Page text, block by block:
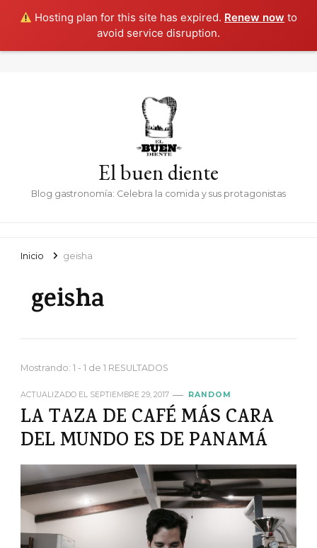
Hosting plan for this site has expired. Renew now to
avoid service disruption.
El buen diente
Blog gastronomía: Celebra la comida y sus protagonistas
Inicio geisha
geisha
Mostrando: 1 - 1 de 1 RESULTADOS
ACTUALIZADO EL SEPTIEMBRE 29, 2017 RANDOM
LA TAZA DE CAFÉ MÁS CARA
DEL MUNDO ES DE PANAMÁ